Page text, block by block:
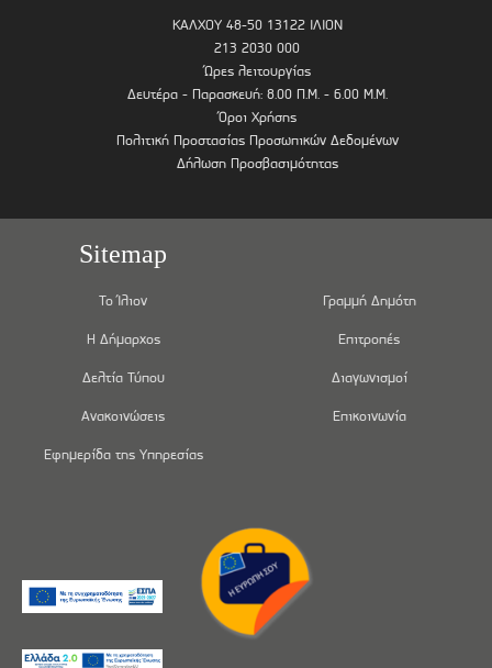
ΚΑΛΧΟΥ 48-50 13122 ΙΛΙΟΝ
213 2030 000
Ώρες λειτουργίας
Δευτέρα - Παρασκευή: 8.00 Π.Μ. - 6.00 Μ.Μ.
Όροι Χρήσης
Πολιτική Προστασίας Προσωπικών Δεδομένων
Δήλωση Προσβασιμότητας
Sitemap
Το Ίλιον
Η Δήμαρχος
Δελτία Τύπου
Ανακοινώσεις
Εφημερίδα της Υπηρεσίας
Γραμμή Δημότη
Επιτροπές
Διαγωνισμοί
Επικοινωνία